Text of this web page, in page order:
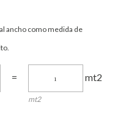
ancho como medida de
= mt2
mt2